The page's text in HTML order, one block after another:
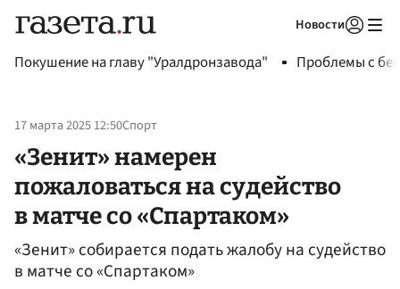
Новости
Покушение на главу "Уралдронзавода" Проблемы с
17 марта 2025 12:50Спорт
«Зенит» намерен
пожаловаться на судейство
в матче со «Спартаком»
«Зенит» собирается подать жалобу на судейство
в матче со «Спартаком»